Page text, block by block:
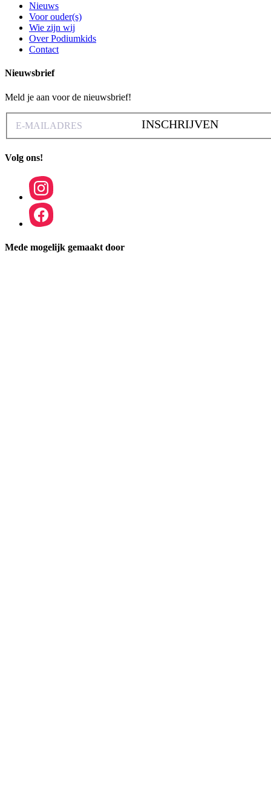
Nieuws
Voor ouder(s)
Wie zijn wij
Over Podiumkids
Contact
Nieuwsbrief
Meld je aan voor de nieuwsbrief!
INSCHRIJVEN
Volg ons!
Mede mogelijk gemaakt door